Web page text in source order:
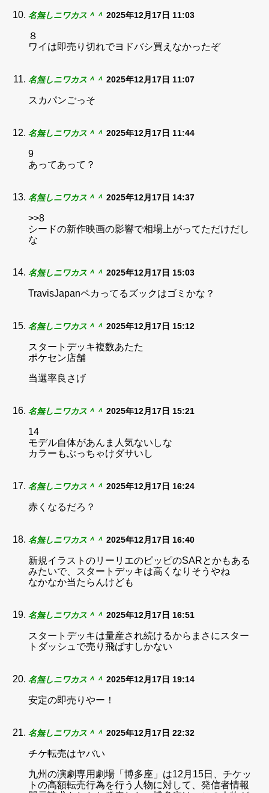
名無しニワカス＾＾ 2025年12月17日 11:03
８
ワイは即売り切れでヨドバシ買えなかったぞ
名無しニワカス＾＾ 2025年12月17日 11:07
スカパンごっそ
名無しニワカス＾＾ 2025年12月17日 11:44
9
あってあって？
名無しニワカス＾＾ 2025年12月17日 14:37
>>8
シードの新作映画の影響で相場上がってただけだし
な
名無しニワカス＾＾ 2025年12月17日 15:03
TravisJapanペカってるズックはゴミかな？
名無しニワカス＾＾ 2025年12月17日 15:12
スタートデッキ複数あたた
ポケセン店舗
当選率良さげ
名無しニワカス＾＾ 2025年12月17日 15:21
14
モデル自体があんま人気ないしな
カラーもぶっちゃけダサいし
名無しニワカス＾＾ 2025年12月17日 16:24
赤くなるだろ？
名無しニワカス＾＾ 2025年12月17日 16:40
新規イラストのリーリエのピッピのSARとかもある
みたいで、スタートデッキは高くなりそうやね
なかなか当たらんけども
名無しニワカス＾＾ 2025年12月17日 16:51
スタートデッキは量産され続けるからまさにスター
トダッシュで売り飛ばすしかない
名無しニワカス＾＾ 2025年12月17日 19:14
安定の即売りやー！
名無しニワカス＾＾ 2025年12月17日 22:32
チケ転売はヤバい
九州の演劇専用劇場「博多座」は12月15日、チケッ
トの高額転売行為を行う人物に対して、発信者情報